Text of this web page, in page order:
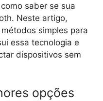
saber se sua
Neste artigo,
simples para
essa tecnologia e
dispositivos sem
opções